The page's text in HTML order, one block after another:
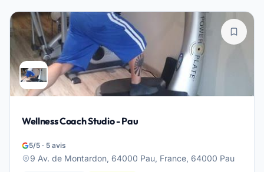
Wellness Coach Studio - Pau
5/5 · 5 avis
9 Av. de Montardon, 64000 Pau, France, 64000 Pau